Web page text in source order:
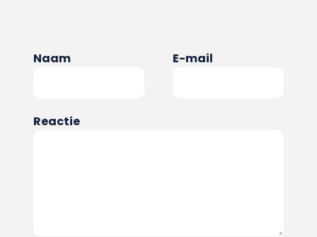
Naam E-mail
Reactie